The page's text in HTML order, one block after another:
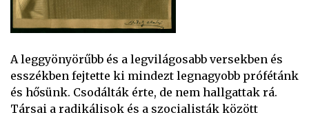
A leggyönyörűbb és a legvilágosabb versekben és
esszékben fejtette ki mindezt legnagyobb prófétánk
és hősünk. Csodálták érte, de nem hallgattak rá.
Társai a radikálisok és a szocialisták között